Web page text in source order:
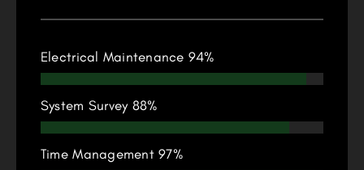
Electrical Maintenance 94%
System Survey 88%
Time Management 97%